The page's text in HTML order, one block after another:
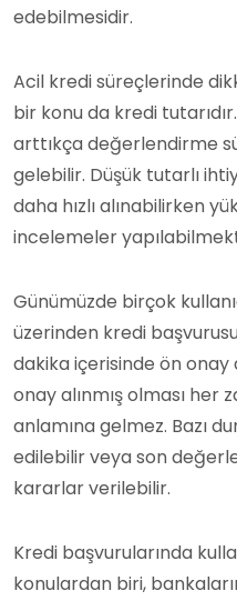
edebilmesidir.
Acil kredi süreçlerinde
bir konu da kredi
arttıkça değerlendirme
gelebilir. Düşük tutarlı
daha hızlı alınabilirken
incelemeler
Günümüzde birçok
üzerinden kredi
dakika içerisinde ön
onay alınmış olması her
anlamına gelmez. Bazı
edilebilir veya son
kararlar verilebilir.
Kredi başvurularında
konulardan biri,